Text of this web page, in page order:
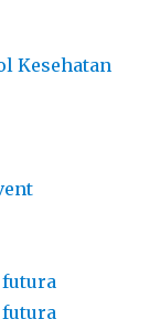
Kesehatan